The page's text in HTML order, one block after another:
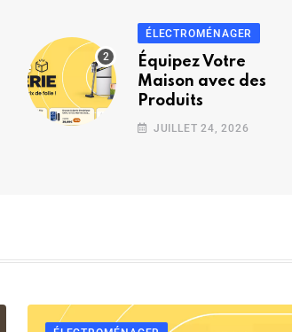
ÉLECTROMÉNAGER
Équipez Votre
Maison avec des
Produits
JUILLET 24, 2026